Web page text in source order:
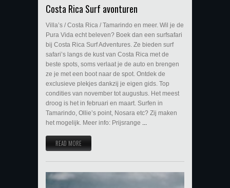
Costa Rica Surf avonturen
Villa’s / Costa Rica / Tamarindo en meer. Wil je de
Pura Vida echt beleven? Boek dan een surfsafari
bij Costa Rica Surf Adventures. Ze bieden surf
safari’s langs de kust van Costa Rica met de
beste spots, soms verlaat je de auto en brengen
ze je met een boot naar de spot. Ontdek de
exclusieve plekjes dankzij je eigen gids. Top
condities van november tot augustus. Het meest
droog is het in februari en maart. Surfen in
Tamarindo, Ollie’s point, Nosara etc? Zij maken
het mogelijk. Meer info: Prijsrange ...
READ MORE